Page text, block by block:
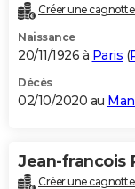
Créer une
Naissance
20/11/1926 à Paris (
Décès
02/10/2020 au
Jean-francois
Créer une